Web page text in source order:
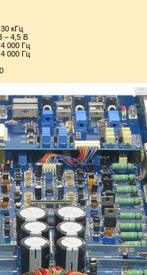
кГц
– 4,5 В
000 Гц
000 Гц